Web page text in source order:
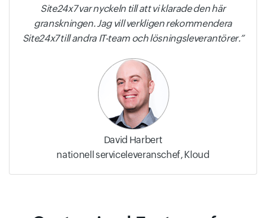
Site24x7 var nyckeln till att vi klarade den här
granskningen. Jag vill verkligen rekommendera
Site24x7 till andra IT-team och lösningsleverantörer.
David Harbert
nationell serviceleveranschef, Kloud